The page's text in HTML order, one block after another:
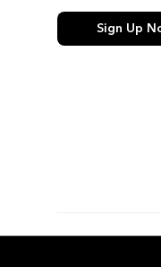
Sign Up